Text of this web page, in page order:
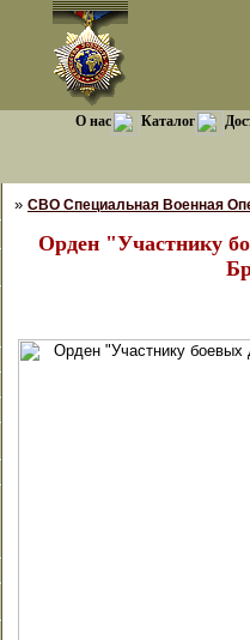
О нас Каталог
» СВО Специальная Военная
Орден "Участнику